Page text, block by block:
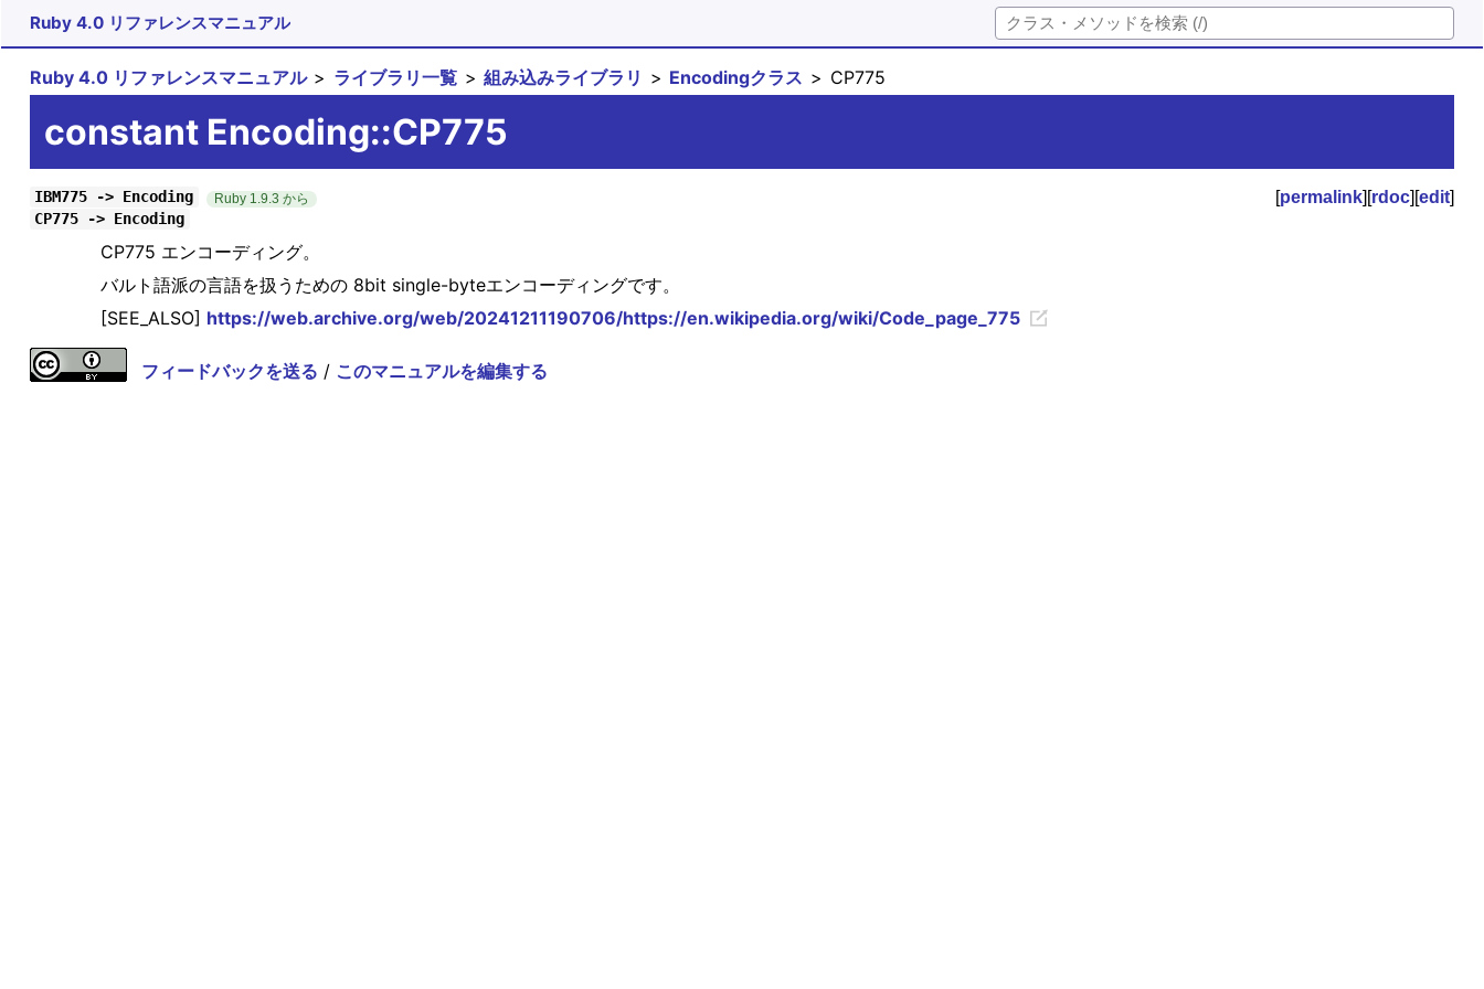
Ruby 4.0 リファレンスマニュアル
Ruby 4.0 リファレンスマニュアル ライブラリ一覧 組み込みライブラリ Encodingクラス CP775
constant Encoding::CP775
IBM775 -> Encoding Ruby 1.9.3 から [permalink][rdoc][edit]
CP775 -> Encoding
CP775 エンコーディング。
バルト語派の言語を扱うための 8bit single-byteエンコーディングです。
[SEE_ALSO] https://web.archive.org/web/20241211190706/https://en.wikipedia.org/wiki/Code_page_775
フィードバックを送る / このマニュアルを編集する